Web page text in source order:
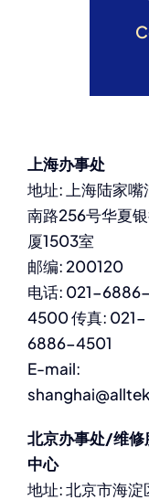
上海办事处
地址: 上海陆家嘴
南路256号华夏
厦1503室
邮编: 200120
电话: 021-6886-
4500 传真: 021-
6886-4501
E-mail:
北京办事处/维修
中心
地址: 北京市海淀